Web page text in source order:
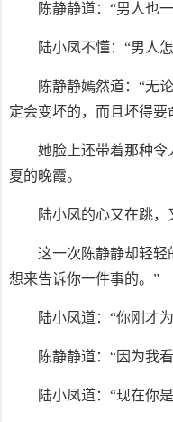
陈静静道：“男人也
陆小凤不懂：“男人
陈静静嫣然道：“无
定会变坏的，而且坏得要
她脸上还带着那种令
夏的晚霞。
陆小凤的心又在跳，
这一次陈静静却轻轻
想来告诉你一件事的。”
陆小凤道：“你刚才
陈静静道：“因为我
陆小凤道：“现在你